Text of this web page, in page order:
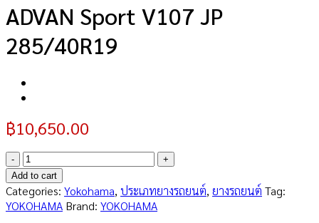
ADVAN Sport V107 JP
285/40R19
฿10,650.00
ADVAN
Sport
V107
JP
Add to cart
Categories: Yokohama, ประเภทยางรถยนต์, ยางรถยนต์ Tag:
YOKOHAMA Brand: YOKOHAMA